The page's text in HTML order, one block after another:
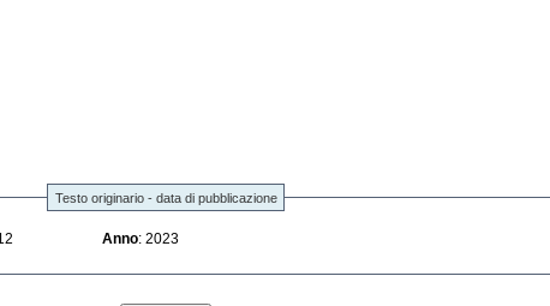
Testo originario - data di pubblicazione
12 Anno : 2023